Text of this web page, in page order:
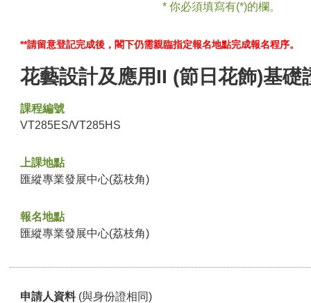
* 你必須填寫有(*)的欄。
**請留意登記完成後，閣下仍需親臨指定報名地點完成報名程序。
花藝設計及應用II (節日花飾)基礎
課程編號
VT285ES/VT285HS
上課地點
匯縱專業發展中心(荔枝角)
報名地點
匯縱專業發展中心(荔枝角)
申請人資料 (與身份證相同)